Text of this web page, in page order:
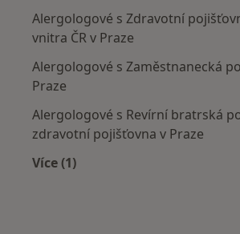
Alergologové s Zdravotní
vnitra ČR v Praze
Alergologové s Zaměstnanecká
Praze
Alergologové s Revírní bratrská
zdravotní pojišťovna v Praze
Více (1)